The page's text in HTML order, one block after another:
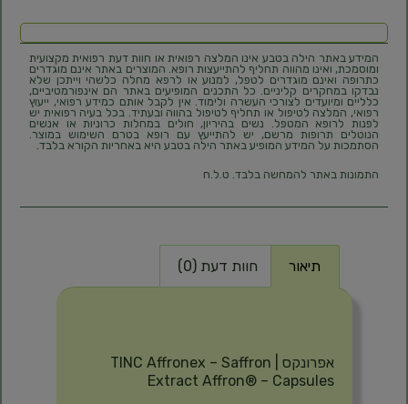
המידע באתר הילה בטבע אינו המלצה רפואית או חוות דעת רפואית מקצועית
ומוסמכת, ואינו מהווה תחליף להתייעצות רופא. המוצרים באתר אינם מוגדרים
כתרופה ואינם מוגדרים לטפל, למנוע או לרפא מחלה כלשהי וייתכן שלא
נבדקו במחקרים קליניים. כל התכנים המופיעים באתר הם אינפורמטיביים,
כלליים ומיועדים לצורכי העשרה ולימוד. אין לקבל אותם כמידע רפואי, ייעוץ
רפואי, המלצה לטיפול או תחליף לטיפול בהווה ובעתיד. בכל בעיה רפואית יש
לפנות לרופא המטפל. נשים בהיריון, חולים במחלות כרוניות או אנשים
הנוטלים תרופות מרשם, יש להתייעץ עם רופא בטרם השימוש במוצר.
הסתמכות על המידע המופיע באתר הילה בטבע היא באחריות הקורא בלבד.
התמונות באתר להמחשה בלבד. ט.ל.ח
תיאור חוות דעת (0)
אפרונקס
| TINC Affronex – Saffron
Extract Affron® – Capsules